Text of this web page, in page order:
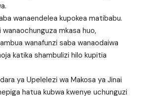
wanaendelea kupokea matibabu.
mkasa huo,
wanafunzi saba wanaodaiwa
katika shambulizi hilo kupitia
ya Upelelezi wa Makosa ya Jinai
hatua kubwa kwenye uchunguzi